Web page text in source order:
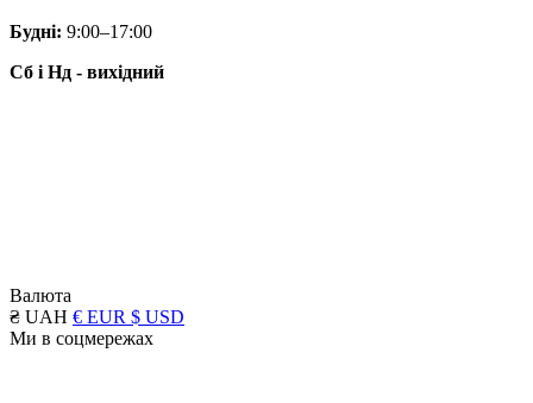
Будні: 9:00–17:00
Сб і Нд - вихідний
Валюта
₴ UAH € EUR $ USD
Ми в соцмережах